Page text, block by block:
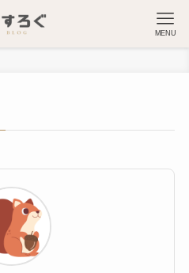
MENU